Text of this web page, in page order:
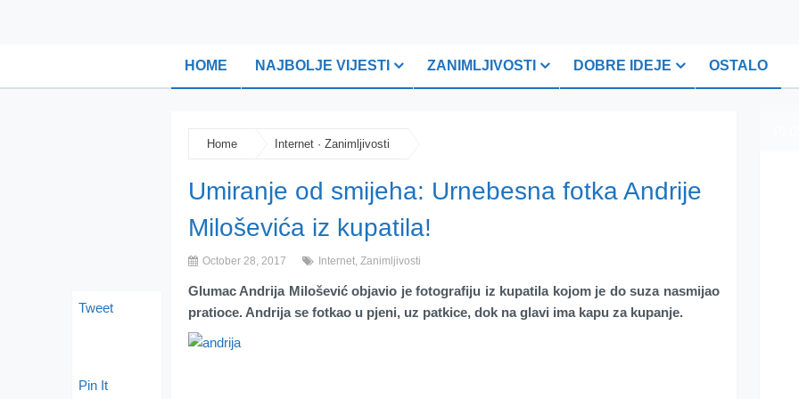
HOME NAJBOLJE VIJESTI ZANIMLJIVOSTI DOBRE IDEJE OSTALO
Home Internet · Zanimljivosti
Umiranje od smijeha: Urnebesna fotka Andrije
Miloševića iz kupatila!
October 28, 2017 Internet, Zanimljivosti
Glumac Andrija Milošević objavio je fotografiju iz kupatila kojom je do suza nasmijao
pratioce. Andrija se fotkao u pjeni, uz patkice, dok na glavi ima kapu za kupanje.
Tweet
Pin It